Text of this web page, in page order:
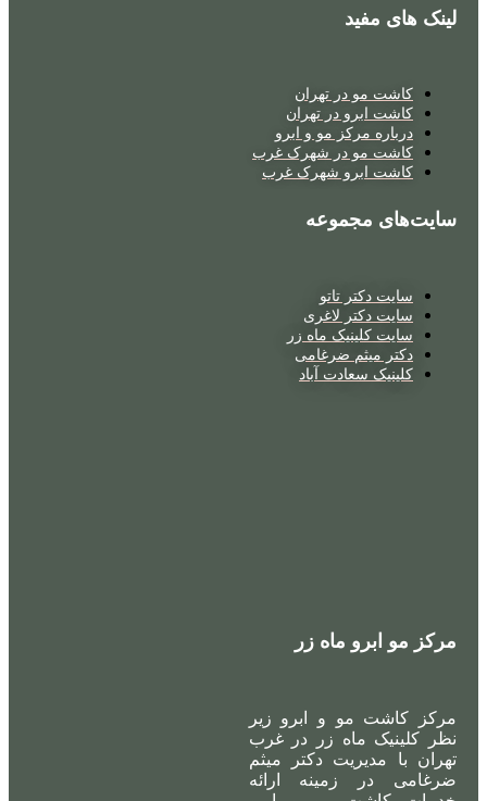
لینک های مفید
کاشت مو در تهران
کاشت ابرو در تهران
درباره مرکز مو و ابرو
کاشت مو در شهرک غرب
کاشت ابرو شهرک غرب
سایت‌های مجموعه
سایت دکتر تاتو
سایت دکتر لاغری
سایت کلینیک ماه زر
دکتر میثم ضرغامی
کلینیک سعادت آباد
مرکز مو ابرو ماه زر
مرکز کاشت مو و ابرو زیر
نظر کلینیک ماه زر در غرب
تهران با مدیریت دکتر میثم
ضرغامی در زمینه ارائه